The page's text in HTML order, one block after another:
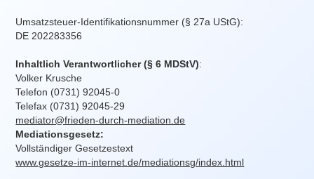
Umsatzsteuer-Identifikationsnummer (§ 27a UStG):
DE 202283356
Inhaltlich Verantwortlicher (§ 6 MDStV):
Volker Krusche
Telefon (0731) 92045-0
Telefax (0731) 92045-29
mediator@frieden-durch-mediation.de
Mediationsgesetz:
Vollständiger Gesetzestext
www.gesetze-im-internet.de/mediationsg/index.html